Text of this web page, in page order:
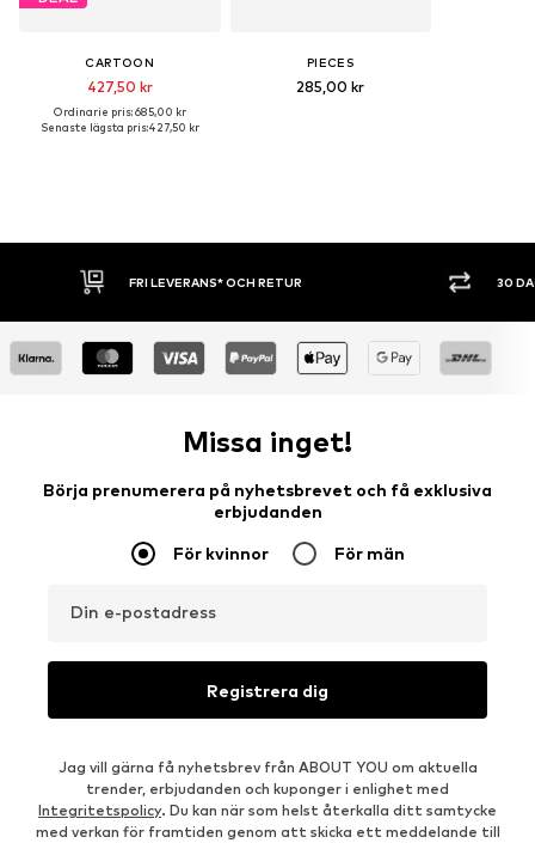
CARTOON
427,50 kr
Ordinarie pris: 685,00 kr
Senaste lägsta pris:427,50 kr
PIECES
285,00 kr
FRI LEVERANS* OCH RETUR 30
Missa inget!
Börja prenumerera på nyhetsbrevet och få exklusiva
erbjudanden
För kvinnor För män
Din e-postadress
Registrera dig
Jag vill gärna få nyhetsbrev från ABOUT YOU om aktuella
trender, erbjudanden och kuponger i enlighet med
Integritetspolicy. Du kan när som helst återkalla ditt samtycke
med verkan för framtiden genom att skicka ett meddelande till